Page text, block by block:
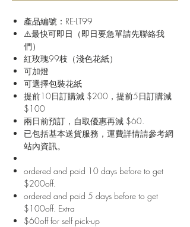
產品編號：RE-LT99
⚠️最快可即日（即日要急單請先聯絡我
們）
紅玫瑰99枝（淺色花紙）
可加燈
可選擇包裝花紙
提前10日訂購減 $200，提前5日訂購減
$100
兩日前預訂，自取優惠再減 $60.
已包括基本送貨服務，運費詳情請參考網
站內資訊。
ordered and paid 10 days before to get
$200off.
ordered and paid 5 days before to get
$100off. Extra
$60off for self pick-up